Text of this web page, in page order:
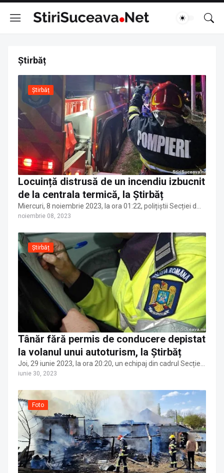
Știrbăț
Știrbăț
Locuință distrusă de un incendiu izbucnit
de la centrala termică, la Știrbăț
Miercuri, 8 noiembrie 2023, la ora 01:22, polițiștii Secției d…
noiembrie 08, 2023
Știrbăț
Tânăr fără permis de conducere depistat
la volanul unui autoturism, la Știrbăț
Joi, 29 iunie 2023, la ora 20:20, un echipaj din cadrul Secție…
iunie 30, 2023
Foto